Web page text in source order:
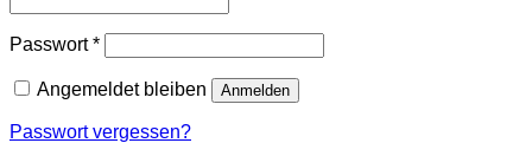
Passwort*Erforderlich
Angemeldet bleiben Anmelden
Passwort vergessen?